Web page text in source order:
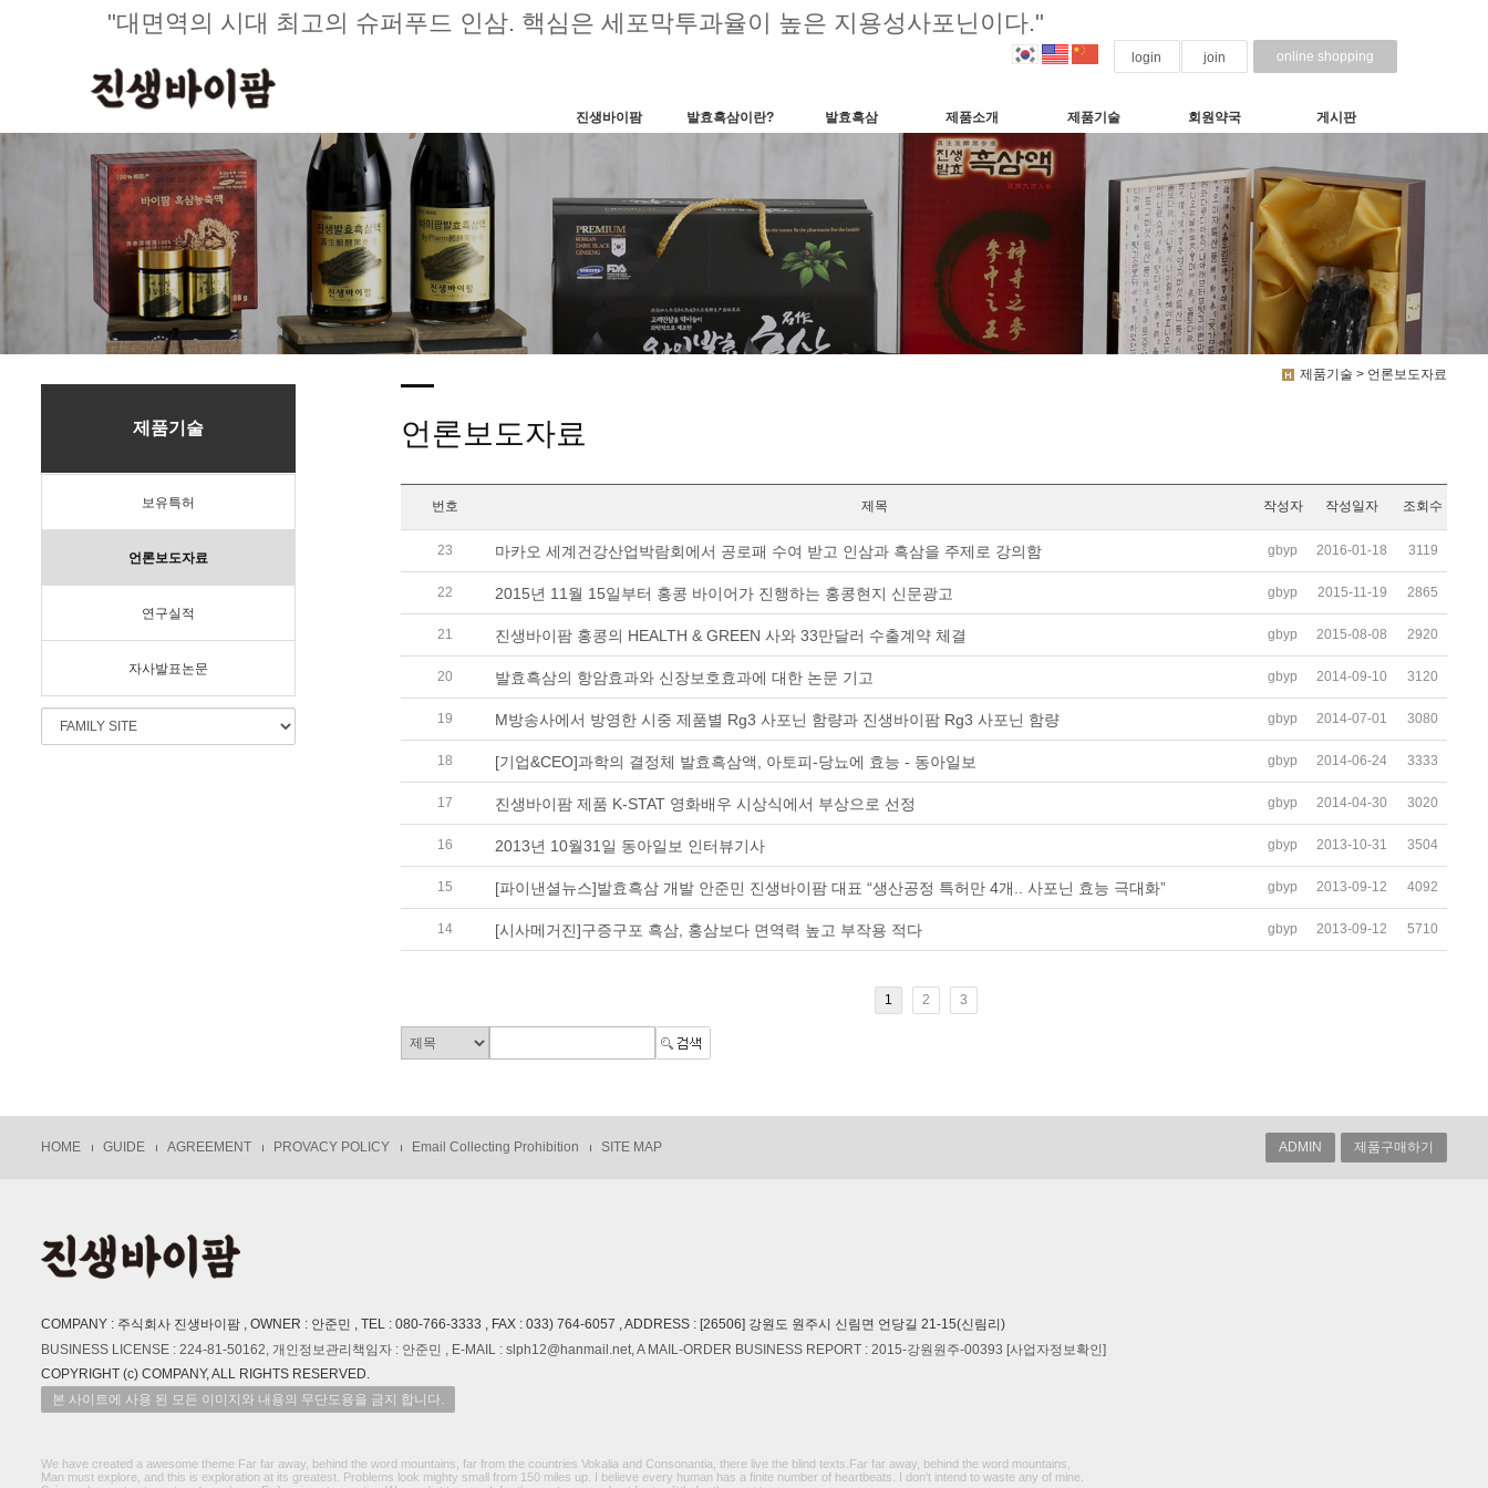
"대면역의 시대 최고의 슈퍼푸드 인삼. 핵심은 세포막투과율이 높은 지용성사포닌이다."
login join online shopping
진생바이팜 발효흑삼이란? 발효흑삼 제품소개 제품기술 회원약국 게시판
제품기술 > 언론보도자료
제품기술
보유특허
언론보도자료
연구실적
자사발표논문
언론보도자료
번호 제목 작성자 작성일자 조회수
23 마카오 세계건강산업박람회에서 공로패 수여 받고 인삼과 흑삼을 주제로 강의함 gbyp 2016-01-18 3119
22 2015년 11월 15일부터 홍콩 바이어가 진행하는 홍콩현지 신문광고 gbyp 2015-11-19 2865
21 진생바이팜 홍콩의 HEALTH & GREEN 사와 33만달러 수출계약 체결 gbyp 2015-08-08 2920
20 발효흑삼의 항암효과와 신장보호효과에 대한 논문 기고 gbyp 2014-09-10 3120
19 M방송사에서 방영한 시중 제품별 Rg3 사포닌 함량과 진생바이팜 Rg3 사포닌 함량 gbyp 2014-07-01 3080
18 [기업&CEO]과학의 결정체 발효흑삼액, 아토피-당뇨에 효능 - 동아일보 gbyp 2014-06-24 3333
17 진생바이팜 제품 K-STAT 영화배우 시상식에서 부상으로 선정 gbyp 2014-04-30 3020
16 2013년 10월31일 동아일보 인터뷰기사 gbyp 2013-10-31 3504
15 [파이낸셜뉴스]발효흑삼 개발 안준민 진생바이팜 대표 “생산공정 특허만 4개.. 사포닌 효능 극대화” gbyp 2013-09-12 4092
14 [시사메거진]구증구포 흑삼, 홍삼보다 면역력 높고 부작용 적다 gbyp 2013-09-12 5710
1 2 3
HOME GUIDE AGREEMENT PROVACY POLICY Email Collecting Prohibition SITE MAP ADMIN 제품구매하기
COMPANY : 주식회사 진생바이팜 , OWNER : 안준민 , TEL : 080-766-3333 , FAX : 033) 764-6057 , ADDRESS : [26506] 강원도 원주시 신림면 언당길 21-15(신림리)
BUSINESS LICENSE : 224-81-50162, 개인정보관리책임자 : 안준민 , E-MAIL : slph12@hanmail.net, A MAIL-ORDER BUSINESS REPORT : 2015-강원원주-00393 [사업자정보확인]
COPYRIGHT (c) COMPANY, ALL RIGHTS RESERVED.
본 사이트에 사용 된 모든 이미지와 내용의 무단도용을 금지 합니다.
We have created a awesome theme Far far away, behind the word mountains, far from the countries Vokalia and Consonantia, there live the blind texts.Far far away, behind the word mountains,
Man must explore, and this is exploration at its greatest. Problems look mighty small from 150 miles up. I believe every human has a finite number of heartbeats. I don't intend to waste any of mine.